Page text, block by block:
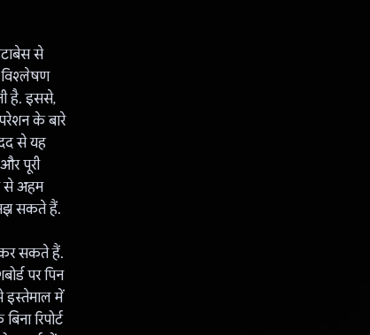
से
है. इससे,
के बारे
से यह
पूरी
से अहम
सकते हैं.
कर सकते हैं.
पर पिन
में
रिपोर्ट